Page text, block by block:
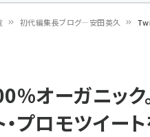
初代編集長ブログ―安田英久
オーガニック
・プロモツイー